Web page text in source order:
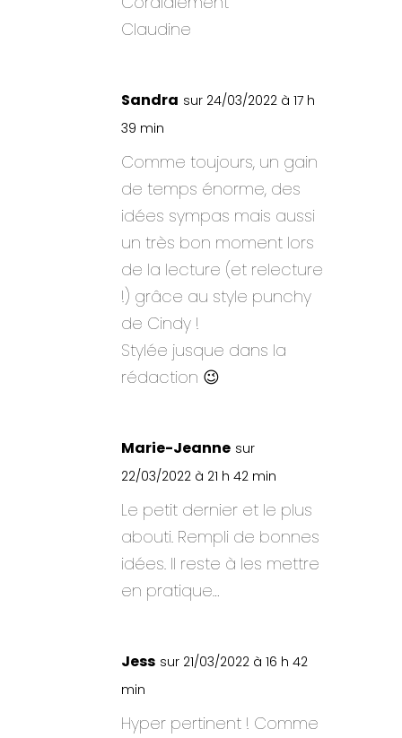
Claudine
Sandra sur 24/03/2022 à 17 h
39 min
Comme toujours, un gain
de temps énorme, des
idées sympas mais aussi
un très bon moment lors
de la lecture (et relecture
!) grâce au style punchy
de Cindy !
Stylée jusque dans la
rédaction 😉
Marie-Jeanne sur
22/03/2022 à 21 h 42 min
Le petit dernier et le plus
abouti. Rempli de bonnes
idées. Il reste à les mettre
en pratique…
Jess sur 21/03/2022 à 16 h 42
min
Hyper pertinent ! Comme